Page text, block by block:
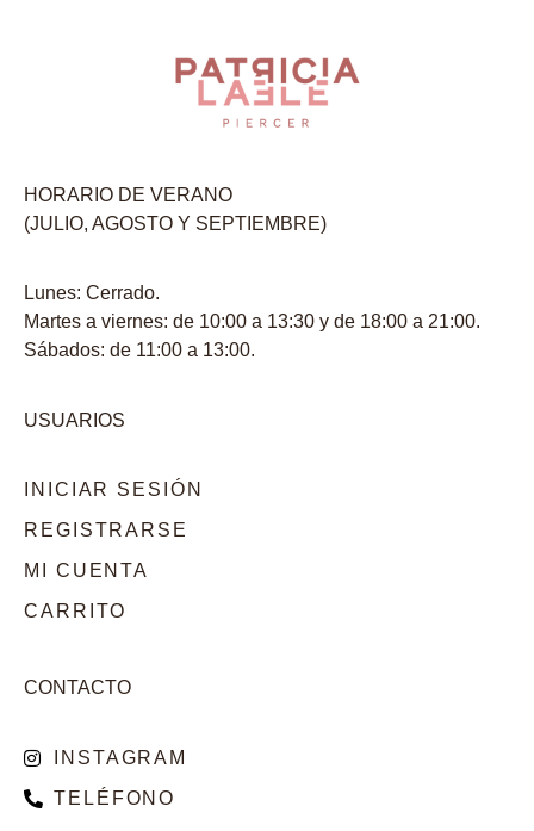
HORARIO DE VERANO
(JULIO, AGOSTO Y SEPTIEMBRE)
Lunes: Cerrado.
Martes a viernes: de 10:00 a 13:30 y de 18:00 a 21:00.
Sábados: de 11:00 a 13:00.
USUARIOS
INICIAR SESIÓN
REGISTRARSE
MI CUENTA
CARRITO
CONTACTO
INSTAGRAM
TELÉFONO